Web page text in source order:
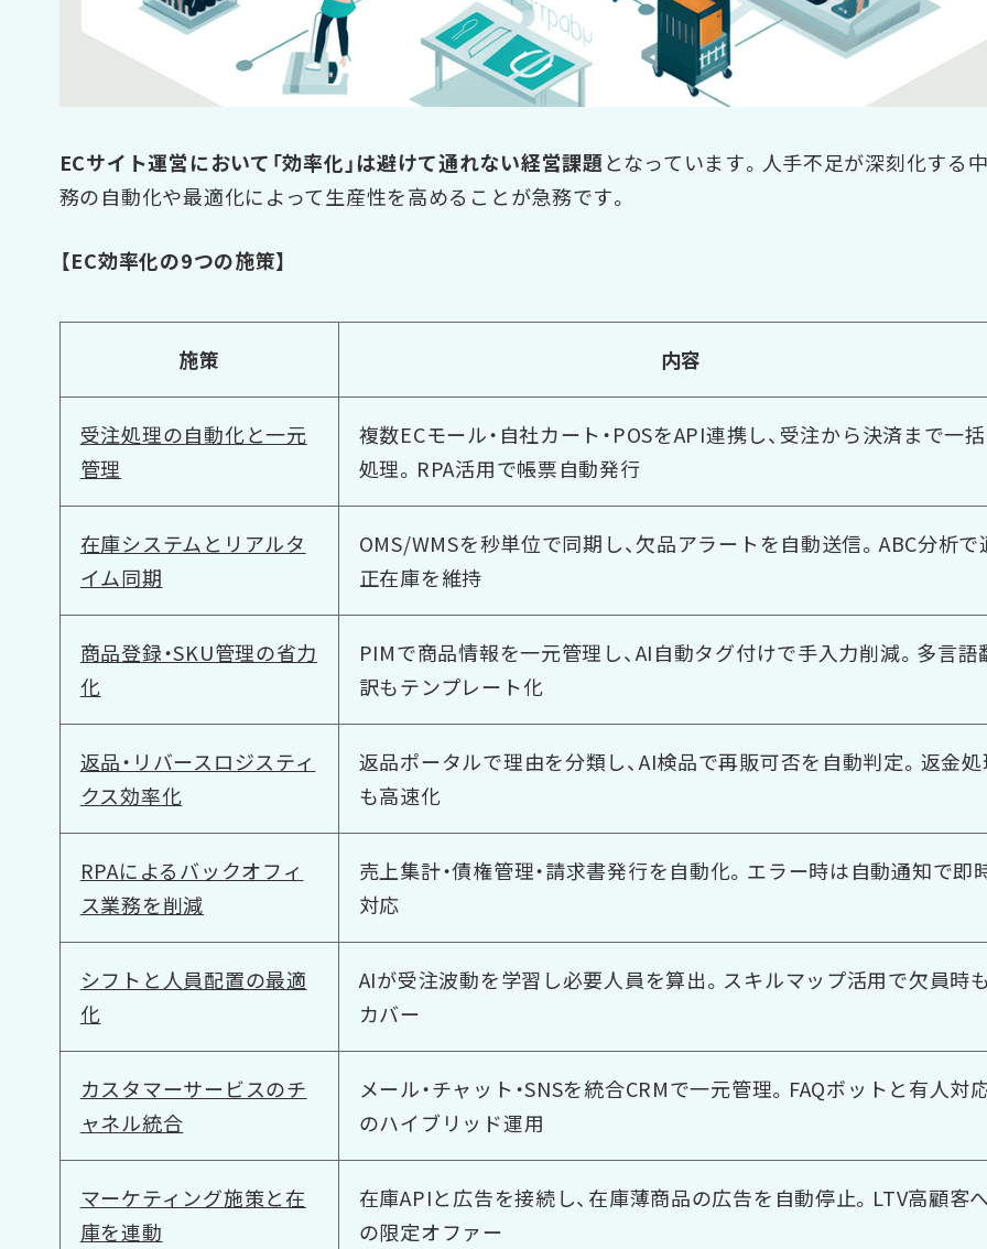
ECサイト運営において「効率化」は避けて通れない経営課題となっています。人手不足が深刻化する
務の自動化や最適化によって生産性を高めることが急務です。
【EC効率化の9つの施策】
施策 内容
受注処理の自動化と一元
管理
複数ECモール・自社カート・POSをAPI連携し、受注から決済まで一括
処理。RPA活用で帳票自動発行
在庫システムとリアルタ
イム同期
OMS/WMSを秒単位で同期し、欠品アラートを自動送信。ABC分析で
正在庫を維持
商品登録・SKU管理の省力
化
PIMで商品情報を一元管理し、AI自動タグ付けで手入力削減。多言語
訳もテンプレート化
返品・リバースロジスティ
クス効率化
返品ポータルで理由を分類し、AI検品で再販可否を自動判定。返金
も高速化
RPAによるバックオフィ
ス業務を削減
売上集計・債権管理・請求書発行を自動化。エラー時は自動通知で即
対応
シフトと人員配置の最適
化
AIが受注波動を学習し必要人員を算出。スキルマップ活用で欠員時
カバー
カスタマーサービスのチ
ャネル統合
メール・チャット・SNSを統合CRMで一元管理。FAQボットと有人対
のハイブリッド運用
マーケティング施策と在
庫を連動
在庫APIと広告を接続し、在庫薄商品の広告を自動停止。LTV高顧客
の限定オファー